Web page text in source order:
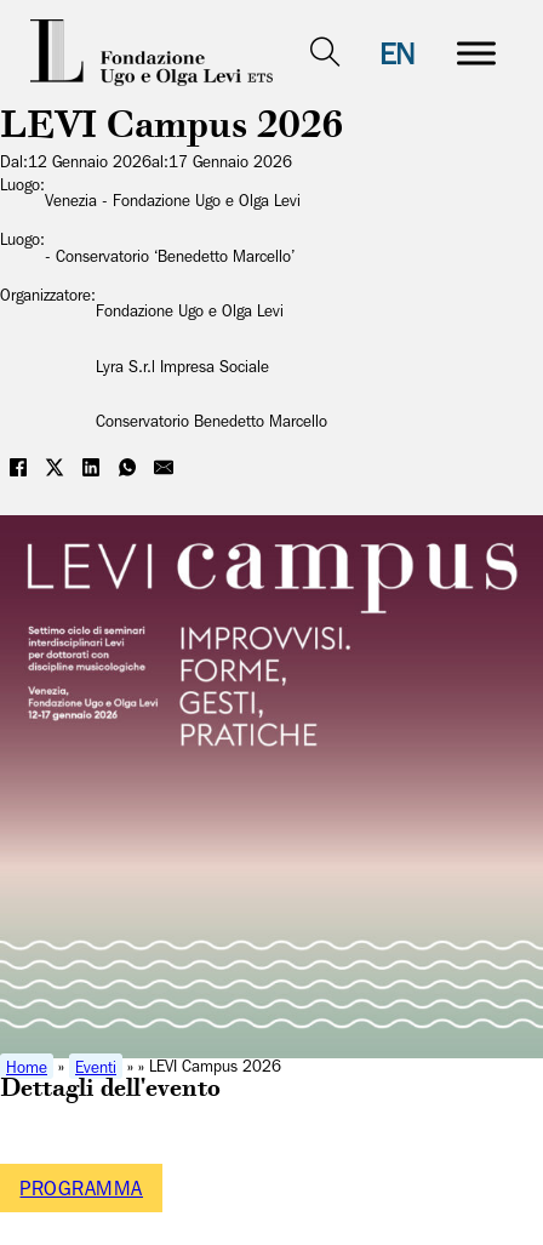
EN
LEVI Campus 2026
Dal:12 Gennaio 2026al:17 Gennaio 2026
Luogo:
Venezia - Fondazione Ugo e Olga Levi
Luogo:
- Conservatorio ‘Benedetto Marcello’
Organizzatore:
Fondazione Ugo e Olga Levi
Lyra S.r.l Impresa Sociale
Conservatorio Benedetto Marcello
Home » Eventi » » LEVI Campus 2026
Dettagli dell'evento
PROGRAMMA